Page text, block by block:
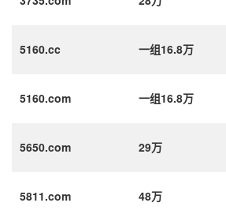
5160.cc 一组16.8万
5160.com 一组16.8万
5650.com 29万
5811.com 48万